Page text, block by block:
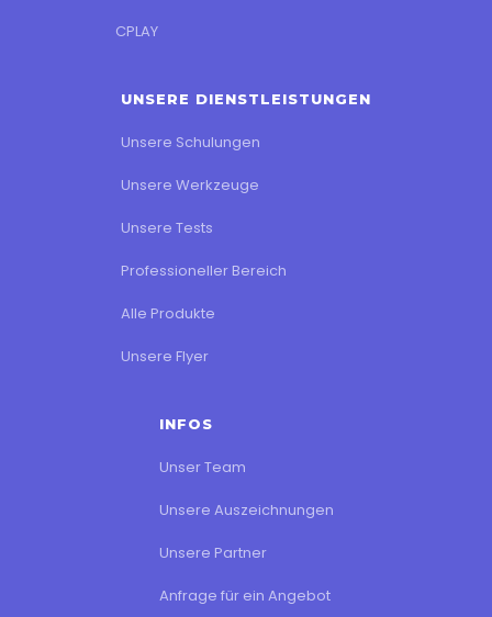
CPLAY
UNSERE DIENSTLEISTUNGEN
Unsere Schulungen
Unsere Werkzeuge
Unsere Tests
Professioneller Bereich
Alle Produkte
Unsere Flyer
INFOS
Unser Team
Unsere Auszeichnungen
Unsere Partner
Anfrage für ein Angebot